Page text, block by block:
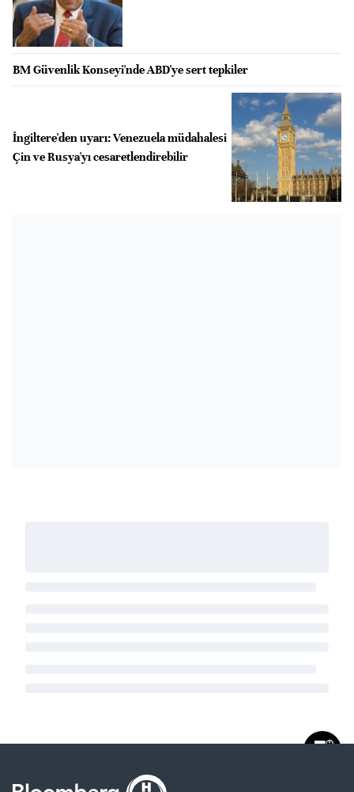
BM Güvenlik Konseyi'nde ABD'ye sert tepkiler
İngiltere'den uyarı: Venezuela müdahalesi
Çin ve Rusya'yı cesaretlendirebilir